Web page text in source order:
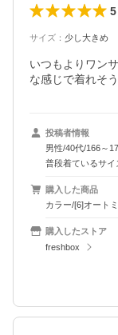
5
サイズ ： 少し大きめ
いつもよりワン
な感じで着れそ
投稿者情報
男性/40代/166～
普段着ているサイ
購入した商品
カラー/[6]オート
購入したストア
freshbox